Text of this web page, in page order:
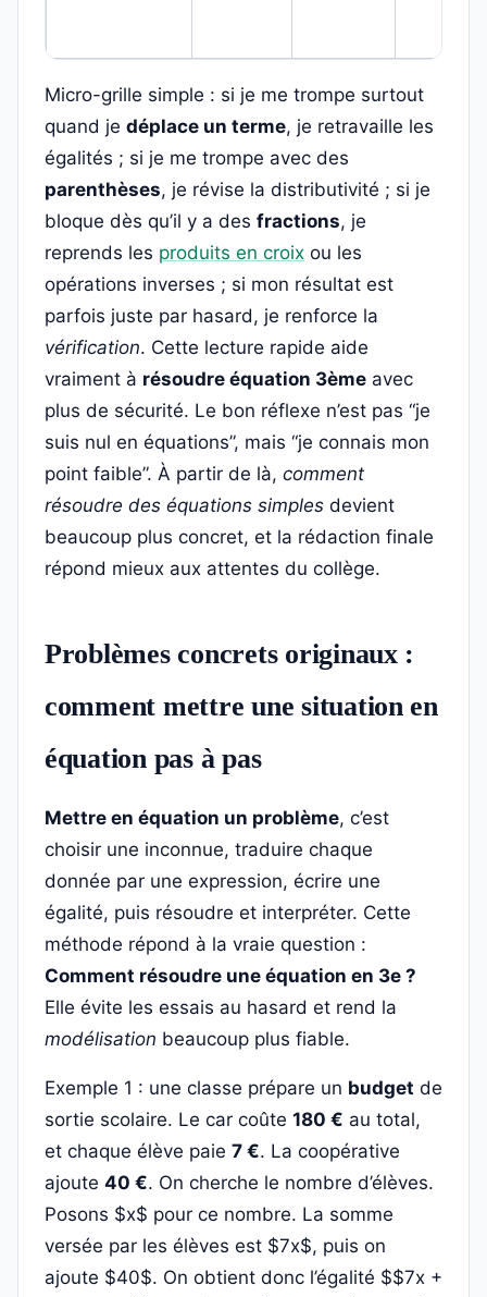
Micro-grille simple : si je me trompe surtout
quand je déplace un terme, je retravaille les
égalités ; si je me trompe avec des
parenthèses, je révise la distributivité ; si je
bloque dès qu’il y a des fractions, je
reprends les produits en croix ou les
opérations inverses ; si mon résultat est
parfois juste par hasard, je renforce la
vérification. Cette lecture rapide aide
vraiment à résoudre équation 3ème avec
plus de sécurité. Le bon réflexe n’est pas “je
suis nul en équations”, mais “je connais mon
point faible”. À partir de là, comment
résoudre des équations simples devient
beaucoup plus concret, et la rédaction finale
répond mieux aux attentes du collège.
Problèmes concrets originaux :
comment mettre une situation en
équation pas à pas
Mettre en équation un problème, c’est
choisir une inconnue, traduire chaque
donnée par une expression, écrire une
égalité, puis résoudre et interpréter. Cette
méthode répond à la vraie question :
Comment résoudre une équation en 3e ?
Elle évite les essais au hasard et rend la
modélisation beaucoup plus fiable.
Exemple 1 : une classe prépare un budget de
sortie scolaire. Le car coûte 180 € au total,
et chaque élève paie 7 €. La coopérative
ajoute 40 €. On cherche le nombre d’élèves.
Posons $x$ pour ce nombre. La somme
versée par les élèves est $7x$, puis on
ajoute $40$. On obtient donc l’égalité $$7x +